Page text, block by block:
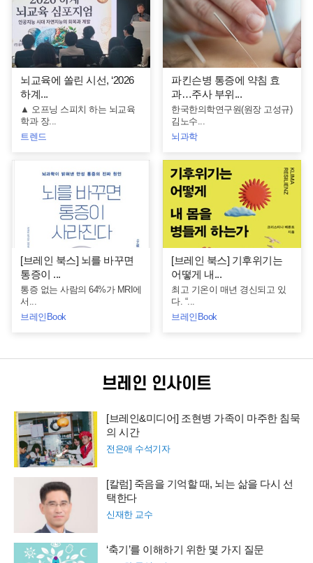
뇌교육에 쏠린 시선, ‘2026
하계...
▲ 오프닝 스피치 하는 뇌교육
학과 장...
트렌드
파킨슨병 통증에 약침 효
과…주사 부위...
한국한의학연구원(원장 고성규)
김노수...
뇌과학
[브레인 북스] 뇌를 바꾸면
통증이 ...
통증 없는 사람의 64%가 MRI에
서...
브레인Book
[브레인 북스] 기후위기는
어떻게 내...
최고 기온이 매년 경신되고 있
다. “...
브레인Book
브레인 인사이트
[브레인&미디어] 조현병 가족이 마주한 침묵
의 시간
전은애 수석기자
[칼럼] 죽음을 기억할 때, 뇌는 삶을 다시 선
택한다
신재한 교수
‘축기’를 이해하기 위한 몇 가지 질문